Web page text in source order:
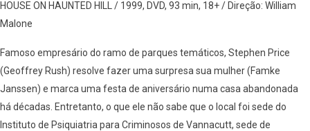
HOUSE ON HAUNTED HILL / 1999, DVD, 93 min, 18+ / Direção: William
Malone
Famoso empresário do ramo de parques temáticos, Stephen Price
(Geoffrey Rush) resolve fazer uma surpresa sua mulher (Famke
Janssen) e marca uma festa de aniversário numa casa abandonada
há décadas. Entretanto, o que ele não sabe que o local foi sede do
Instituto de Psiquiatria para Criminosos de Vannacutt, sede de